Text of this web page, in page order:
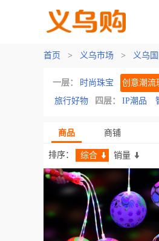
首页 > 义乌市场 > 义乌
一层： 时尚珠宝 创意潮流
旅行好物
四层： IP潮品
商品 商铺
排序： 综合 销量